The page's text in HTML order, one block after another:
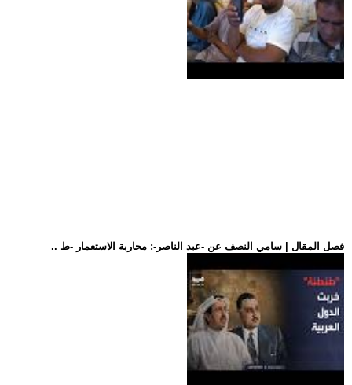
.. فصل المقال | سامي النصف عن -عبد الناصر-: محاربة الاستعمار -ط